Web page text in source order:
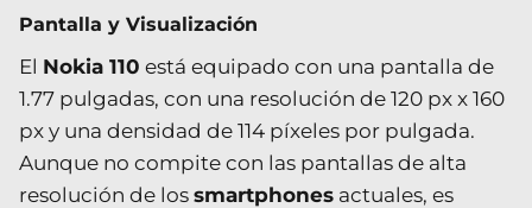
Pantalla y Visualización
El Nokia 110 está equipado con una pantalla de
1.77 pulgadas, con una resolución de 120 px x 160
px y una densidad de 114 píxeles por pulgada.
Aunque no compite con las pantallas de alta
resolución de los smartphones actuales, es